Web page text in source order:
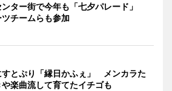
ンター街で今年も「七夕パレード」
ツチームらも参加
すとぷり「縁日かふぇ」 メンカラた
や楽曲流して育てたイチゴも